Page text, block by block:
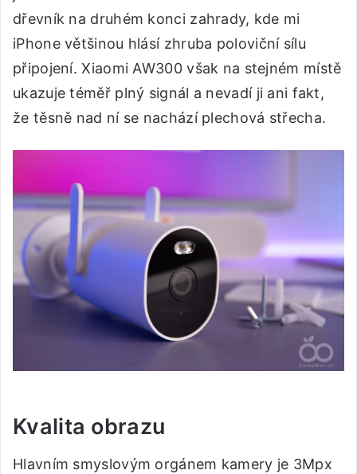
dřevník na druhém konci zahrady, kde mi
iPhone většinou hlásí zhruba poloviční sílu
připojení. Xiaomi AW300 však na stejném místě
ukazuje téměř plný signál a nevadí ji ani fakt,
že těsně nad ní se nachází plechová střecha.
Kvalita obrazu
Hlavním smyslovým orgánem kamery je 3Mpx